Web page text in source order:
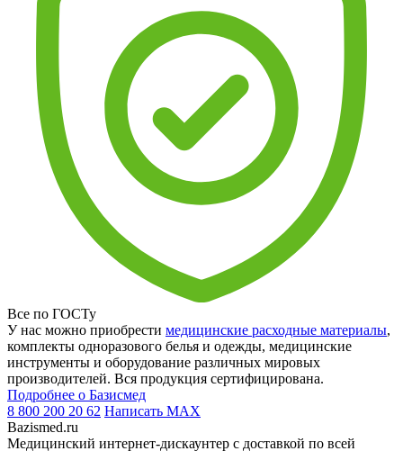
Все по ГОСТу
У нас можно приобрести медицинские расходные материалы,
комплекты одноразового белья и одежды, медицинские
инструменты и оборудование различных мировых
производителей. Вся продукция сертифицирована.
Подробнее о Базисмед
8 800 200 20 62 Написать MAX
Bazismed.ru
Медицинский интернет-дискаунтер с доставкой по всей